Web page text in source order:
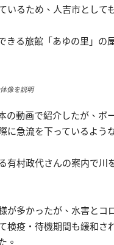
いるため、人吉市として
る旅館「あゆの里」の
像を説明
動画で紹介したが、ボ
に急流を下っているよう
村政代さんの案内で川
多かったが、水害とコ
検疫・待機期間も緩和さ
。